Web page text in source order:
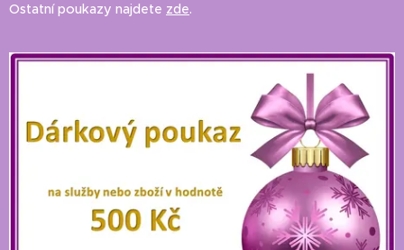
Ostatní poukazy najdete zde.